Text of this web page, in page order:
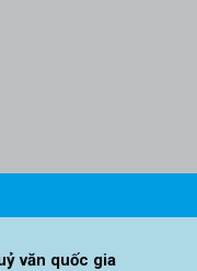
văn quốc gia